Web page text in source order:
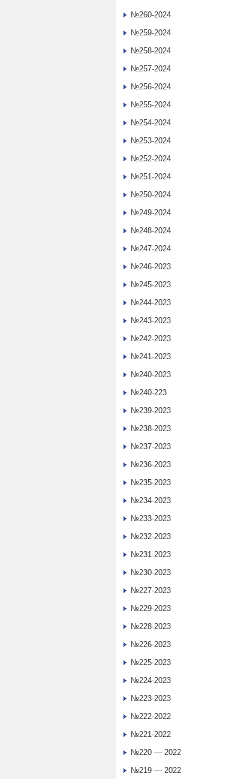
№260-2024
№259-2024
№258-2024
№257-2024
№256-2024
№255-2024
№254-2024
№253-2024
№252-2024
№251-2024
№250-2024
№249-2024
№248-2024
№247-2024
№246-2023
№245-2023
№244-2023
№243-2023
№242-2023
№241-2023
№240-2023
№240-223
№239-2023
№238-2023
№237-2023
№236-2023
№235-2023
№234-2023
№233-2023
№232-2023
№231-2023
№230-2023
№227-2023
№229-2023
№228-2023
№226-2023
№225-2023
№224-2023
№223-2023
№222-2022
№221-2022
№220 — 2022
№219 — 2022